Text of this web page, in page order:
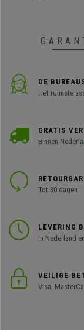
DE
Het ruimste
GRATIS
Binnen
Tot 30 dagen
LEVERING
in Nederland
VEILIGE
Visa,